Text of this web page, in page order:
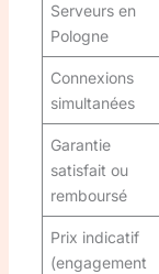
Serveurs en
Pologne
Connexions
simultanées
Garantie
satisfait ou
remboursé
Prix indicatif
(engagement